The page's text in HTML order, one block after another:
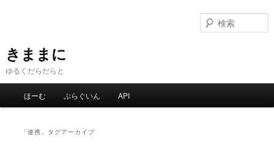
ン
テ
ン
へ
テ
ン
ツ
移
きままに
ゆるくだらだらと
ほーむ ぷらぐいん API
「連携 」タグアーカイブ